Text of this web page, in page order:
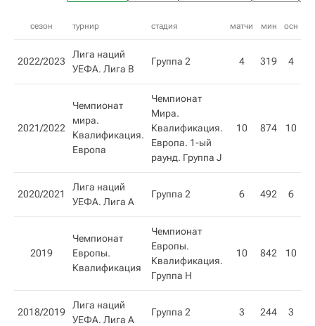
сезон турнир стадия матчи мин осн
2022/2023
Лига наций
УЕФА. Лига B
Группа 2 4 319 4
2021/2022
Чемпионат
мира.
Квалификация.
Европа
Чемпионат
Мира.
Квалификация.
Европа. 1-ый
раунд. Группа J
10 874 10
2020/2021
Лига наций
УЕФА. Лига A
Группа 2 6 492 6
2019
Чемпионат
Европы.
Квалификация​
Чемпионат
Европы.
Квалификация.
Группа H
10 842 10
2018/2019
Лига наций
УЕФА. Лига A
Группа 2 3 244 3